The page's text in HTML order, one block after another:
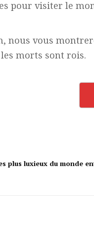
pour visiter le
nous vous
morts sont rois.
plus luxieux du monde